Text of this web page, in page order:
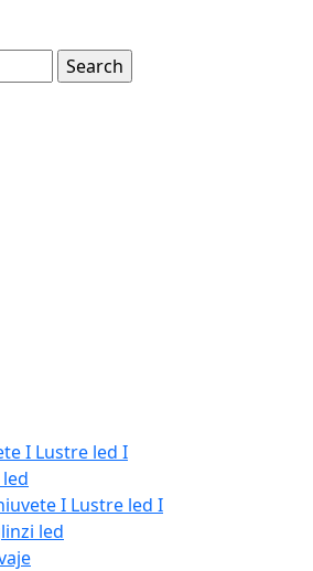
I Lustre led I
I Lustre led I
led